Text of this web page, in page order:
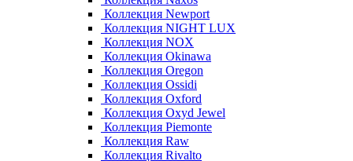
Коллекция Newport
Коллекция NIGHT LUX
Коллекция NOX
Коллекция Okinawa
Коллекция Oregon
Коллекция Ossidi
Коллекция Oxford
Коллекция Oxyd Jewel
Коллекция Piemonte
Коллекция Raw
Коллекция Rivalto